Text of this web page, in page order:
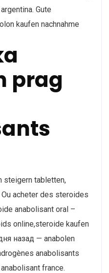
Gute
kaufen nachnahme
prag
steigern tabletten,
acheter des steroides
anabolisant oral –
online,steroide kaufen
назад — anabolen
anabolisants
france.